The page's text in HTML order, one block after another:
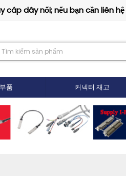
cáp dây nối; nếu bạn cần liên
품 커넥터 재고